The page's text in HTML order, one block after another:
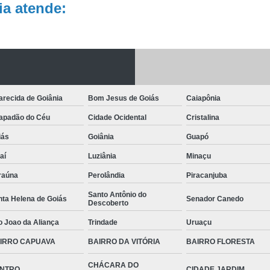
atende:
de Goiânia Bom Jesus de Goiás Caiapônia
do Céu Cidade Ocidental Cristalina
Goiânia Guapó
Luziânia Minaçu
Perolândia Piracanjuba
Helena de Goiás
Santo Antônio do
Descoberto
Senador Canedo
Joao da Aliança Trindade Uruaçu
CAPUAVA BAIRRO DA VITÓRIA BAIRRO FLORESTA
CHÁCARA DO